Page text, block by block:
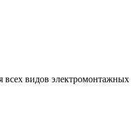
всех видов электромонтажных